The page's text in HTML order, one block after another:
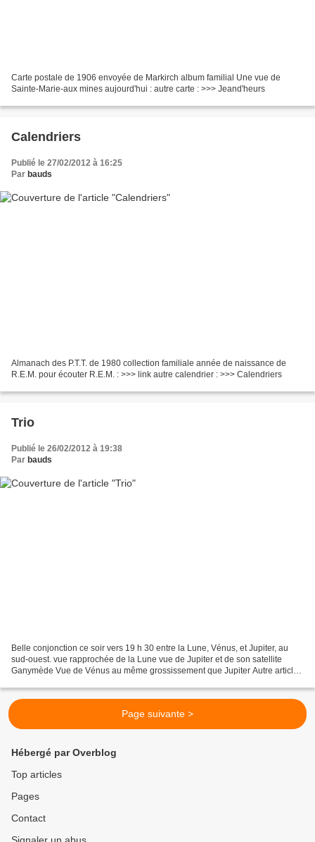
Carte postale de 1906 envoyée de Markirch album familial Une vue de
Sainte-Marie-aux mines aujourd'hui : autre carte : >>> Jeand'heurs
Calendriers
Publié le 27/02/2012 à 16:25
Par bauds
Almanach des P.T.T. de 1980 collection familiale année de naissance de
R.E.M. pour écouter R.E.M. : >>> link autre calendrier : >>> Calendriers
Trio
Publié le 26/02/2012 à 19:38
Par bauds
Belle conjonction ce soir vers 19 h 30 entre la Lune, Vénus, et Jupiter, au
sud-ouest. vue rapprochée de la Lune vue de Jupiter et de son satellite
Ganymède Vue de Vénus au même grossissement que Jupiter Autre article
Page suivante >
Hébergé par Overblog
Top articles
Pages
Contact